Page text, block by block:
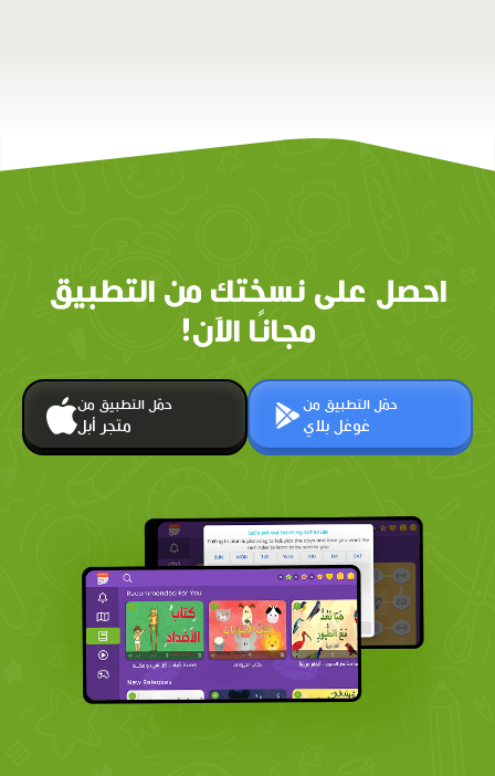
احصل على نسختك من التطبيق
مجانًا الآن!
حمّل التطبيق من
متجر أبل
حمّل التطبيق من
غوغل بلاي